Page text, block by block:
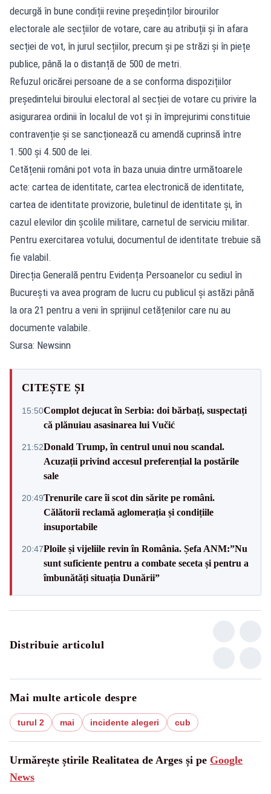
decurgă în bune condiții revine președinților birourilor
electorale ale secțiilor de votare, care au atribuții și în afara
secției de vot, în jurul secțiilor, precum și pe străzi și în piețe
publice, până la o distanță de 500 de metri.
Refuzul oricărei persoane de a se conforma dispozițiilor
președintelui biroului electoral al secției de votare cu privire la
asigurarea ordinii în localul de vot și în împrejurimi constituie
contravenție și se sancționează cu amendă cuprinsă între
1.500 și 4.500 de lei.
Cetățenii români pot vota în baza unuia dintre următoarele
acte: cartea de identitate, cartea electronică de identitate,
cartea de identitate provizorie, buletinul de identitate și, în
cazul elevilor din școlile militare, carnetul de serviciu militar.
Pentru exercitarea votului, documentul de identitate trebuie să
fie valabil.
Direcția Generală pentru Evidența Persoanelor cu sediul în
București va avea program de lucru cu publicul și astăzi până
la ora 21 pentru a veni în sprijinul cetățenilor care nu au
documente valabile.
Sursa: Newsinn
CITEȘTE ȘI
15:50Complot dejucat în Serbia: doi bărbați, suspectați
că plănuiau asasinarea lui Vučić
21:52Donald Trump, în centrul unui nou scandal.
Acuzații privind accesul preferențial la postările
sale
20:49Trenurile care îi scot din sărite pe români.
Călătorii reclamă aglomerația și condițiile
insuportabile
20:47Ploile și vijeliile revin în România. Șefa ANM:”Nu
sunt suficiente pentru a combate seceta și pentru a
îmbunătăți situația Dunării”
Distribuie articolul
Mai multe articole despre
turul 2 mai incidente alegeri cub
Urmărește știrile Realitatea de Arges și pe Google
News